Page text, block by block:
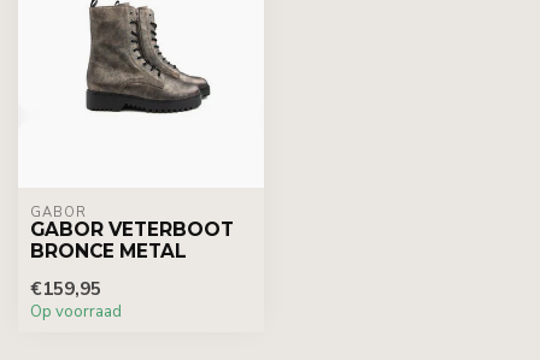
GABOR
GABOR VETERBOOT
BRONCE METAL
€159,95
Op voorraad